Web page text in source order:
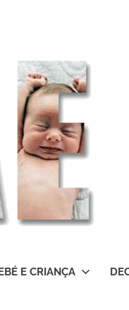
E CRIANÇA